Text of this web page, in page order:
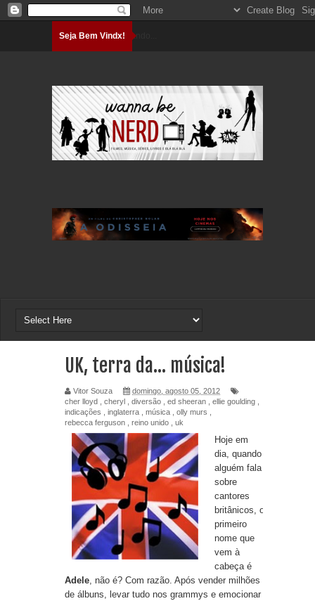
Seja Bem Vindx!Carregando...
UK, terra da... música!
Vitor Souza
domingo, agosto 05, 2012
cher lloyd
cheryl diversão ed sheeran ellie goulding
indicações
inglaterra música olly murs
rebecca ferguson
reino unido uk
Hoje em
dia, quando
alguém fala
sobre
cantores
britânicos, o
primeiro
nome que
vem à
cabeça é
Adele, não é? Com razão. Após vender milhões
de álbuns, levar tudo nos grammys e emocionar